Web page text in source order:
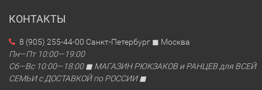
КОНТАКТЫ
8 (905) 255-44-00 Санкт-Петербург ◼ Москва
Пн—Пт 10:00—19:00
Сб—Вс 10:00—18:00 ◼ МАГАЗИН РЮКЗАКОВ и РАНЦЕВ для ВСЕЙ
СЕМЬИ с ДОСТАВКОЙ по РОССИИ ◼